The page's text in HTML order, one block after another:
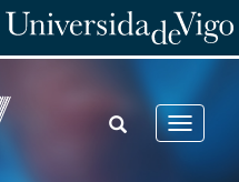
Toggle
TOGGLE
SEARCH